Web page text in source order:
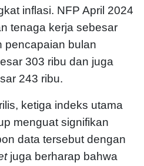
inflasi. NFP April 2024
tenaga kerja sebesar
pencapaian bulan
303 ribu dan juga
243 ribu.
ketiga indeks utama
menguat signifikan
data tersebut dengan
juga berharap bahwa